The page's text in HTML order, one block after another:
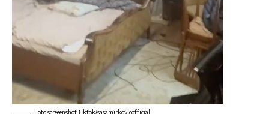
Foto screeenshot Tiktok/sasamirkovicofficial